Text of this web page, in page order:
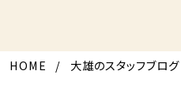
HOME 大雄のスタッフブログ